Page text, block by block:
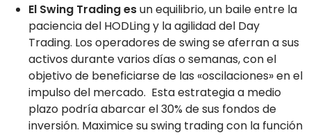
El Swing Trading esun equilibrio, un baile entre la
paciencia del HODLing y la agilidad del Day
Trading. Los operadores de swing se aferran a sus
activos durante varios días o semanas, con el
objetivo de beneficiarse de las «oscilaciones» en el
impulso del mercado. Esta estrategia a medio
plazo podría abarcar el 30% de sus fondos de
inversión. Maximice su swing trading con la función